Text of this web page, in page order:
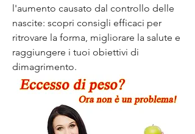
l'aumento causato dal controllo delle
nascite: scopri consigli efficaci per
ritrovare la forma, migliorare la salute e
raggiungere i tuoi obiettivi di
dimagrimento.